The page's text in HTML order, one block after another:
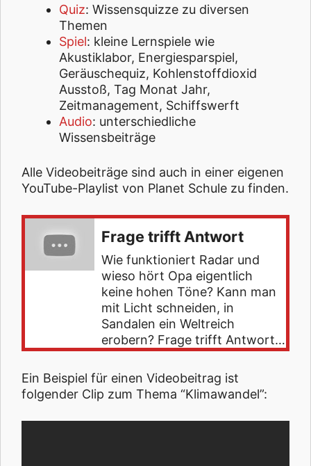
Quiz: Wissensquizze zu diversen
Themen
Spiel: kleine Lernspiele wie
Akustiklabor, Energiesparspiel,
Geräuschequiz, Kohlenstoffdioxid
Ausstoß, Tag Monat Jahr,
Zeitmanagement, Schiffswerft
Audio: unterschiedliche
Wissensbeiträge
Alle Videobeiträge sind auch in einer eigenen
YouTube-Playlist von Planet Schule zu finden.
Frage trifft Antwort
Wie funktioniert Radar und
wieso hört Opa eigentlich
keine hohen Töne? Kann man
mit Licht schneiden, in
Sandalen ein Weltreich
erobern? Frage trifft Antwort…
Ein Beispiel für einen Videobeitrag ist
folgender Clip zum Thema “Klimawandel”: